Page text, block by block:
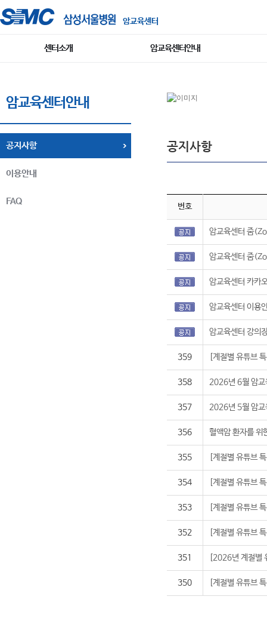
암교육센터
센터소개 암교육센터안내
암교육센터안내
공지사항
이용안내
FAQ
공지사항
번호
암교육센터 줌
암교육센터 줌
암교육센터 카카
암교육센터 이용
암교육센터 강의
359 [계절별 유튜브
358 2026년 6월 암교
357 2026년 5월 암교
356 혈액암 환자를
355 [계절별 유튜브
354 [계절별 유튜브
353 [계절별 유튜브
352 [계절별 유튜브
351 [2026년 계절별
350 [계절별 유튜브